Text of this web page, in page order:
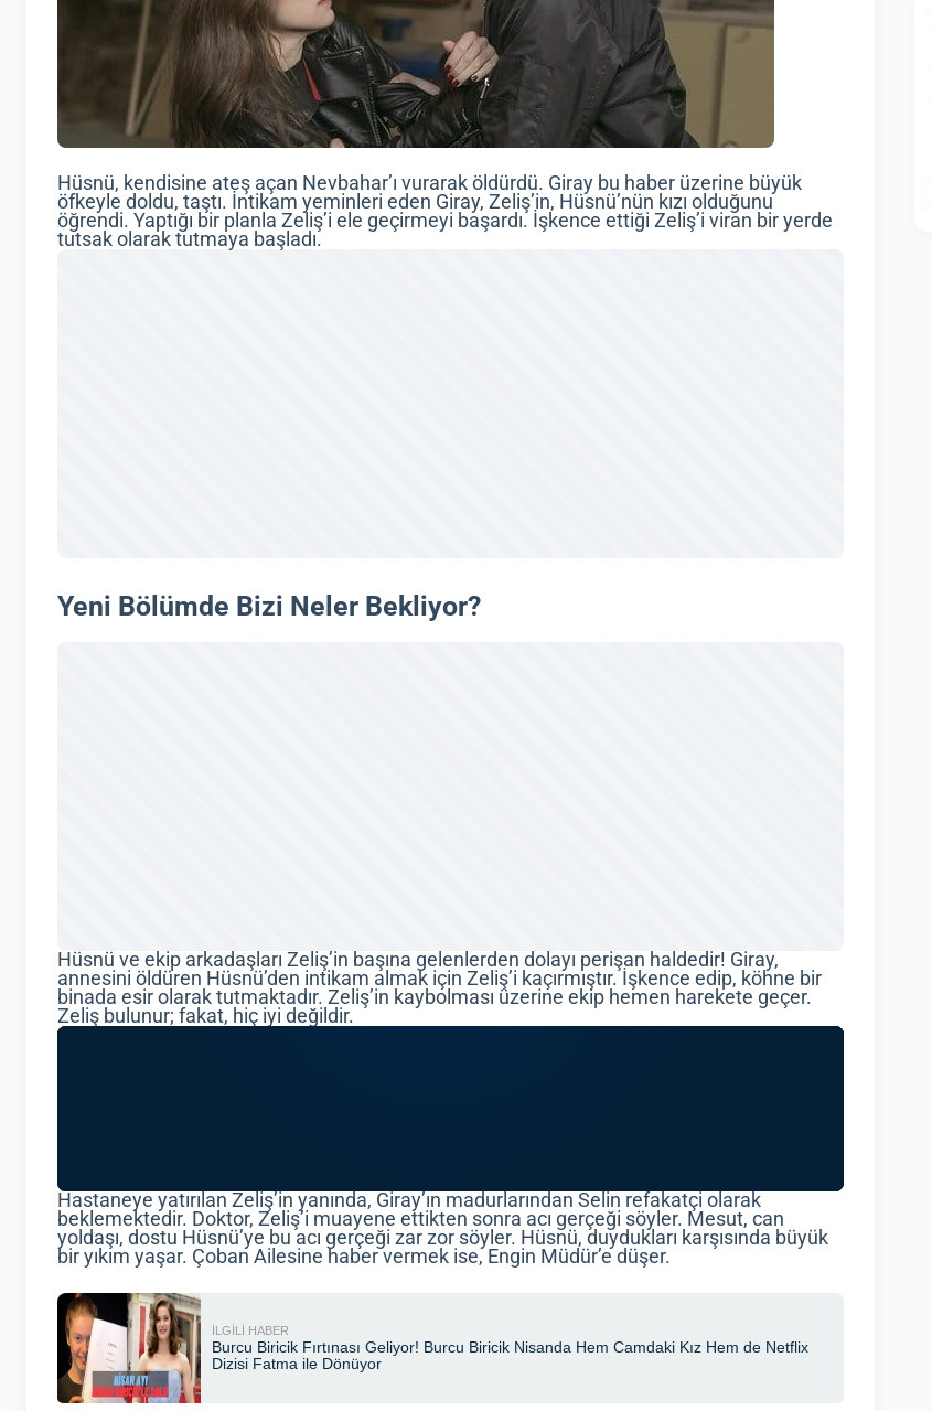
Hüsnü, kendisine ateş açan Nevbahar’ı vurarak öldürdü. Giray bu haber üzerine büyük
öfkeyle doldu, taştı. İntikam yeminleri eden Giray, Zeliş’in, Hüsnü’nün kızı olduğunu
öğrendi. Yaptığı bir planla Zeliş’i ele geçirmeyi başardı. İşkence ettiği Zeliş’i viran bir yerde
tutsak olarak tutmaya başladı.
Yeni Bölümde Bizi Neler Bekliyor?
Hüsnü ve ekip arkadaşları Zeliş’in başına gelenlerden dolayı perişan haldedir! Giray,
annesini öldüren Hüsnü’den intikam almak için Zeliş’i kaçırmıştır. İşkence edip, köhne bir
binada esir olarak tutmaktadır. Zeliş’in kaybolması üzerine ekip hemen harekete geçer.
Zeliş bulunur; fakat, hiç iyi değildir.
Hastaneye yatırılan Zeliş’in yanında, Giray’ın madurlarından Selin refakatçi olarak
beklemektedir. Doktor, Zeliş’i muayene ettikten sonra acı gerçeği söyler. Mesut, can
yoldaşı, dostu Hüsnü’ye bu acı gerçeği zar zor söyler. Hüsnü, duydukları karşısında büyük
bir yıkım yaşar. Çoban Ailesine haber vermek ise, Engin Müdür’e düşer.